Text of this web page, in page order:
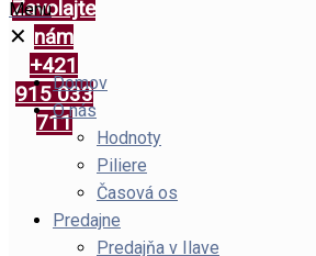
Zavolajte
nám
+421
915 033
711
Menu
✕
Domov
O nás
Hodnoty
Piliere
Časová os
Predajne
Predajňa v Ilave